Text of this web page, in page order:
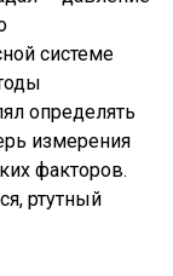
системе
определять
измерения
факторов.
ртутный